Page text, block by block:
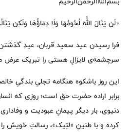
«لَن یَنَالَ اللَّهَ لُحُومُهَا وَلَا دِمَاؤُهَا وَلَکِن
فرا رسیدن عید سعید قربان، عیدِ
سرچشمه‌ی لایزالِ هستی را تبریک عرض
این روز باشکوه هنگامه‌ تجلیِ بندگیِ
برابر اراده‌ حضرت حق است؛ روزی که
دنیوی، بار دیگر پیمانِ عبودیت و
کرده و با طنینِ «لبّیک»، رسالتِ خویش